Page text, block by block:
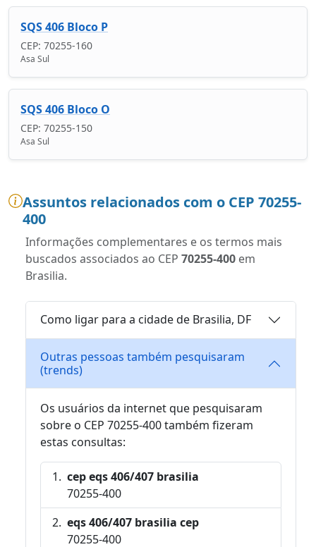
SQS 406 Bloco P
CEP: 70255-160
Asa Sul
SQS 406 Bloco O
CEP: 70255-150
Asa Sul
Assuntos relacionados com o CEP 70255-
400
Informações complementares e os termos mais
buscados associados ao CEP 70255-400 em
Brasilia.
Como ligar para a cidade de Brasilia, DF
Outras pessoas também pesquisaram
(trends)
Os usuários da internet que pesquisaram
sobre o CEP 70255-400 também fizeram
estas consultas:
cep eqs 406/407 brasilia
70255-400
eqs 406/407 brasilia cep
70255-400